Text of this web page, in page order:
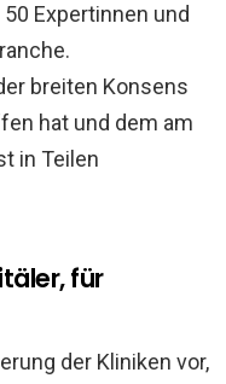
Expertinnen und
breiten Konsens
hat und dem am
in Teilen
für
der Kliniken vor,